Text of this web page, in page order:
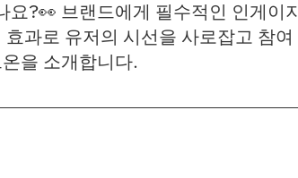
?👀 브랜드에게 필수적인 인게이지
과로 유저의 시선을 사로잡고 참여
을 소개합니다.